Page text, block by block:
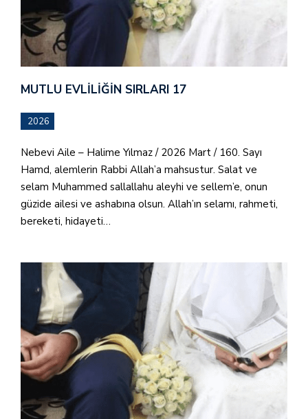
MUTLU EVLILIĞIN SIRLARI 17
2026
Nebevi Aile – Halime Yılmaz / 2026 Mart / 160. Sayı
Hamd, alemlerin Rabbi Allah’a mahsustur. Salat ve
selam Muhammed sallallahu aleyhi ve sellem’e, onun
güzide ailesi ve ashabına olsun. Allah’ın selamı, rahmeti,
bereketi, hidayeti…